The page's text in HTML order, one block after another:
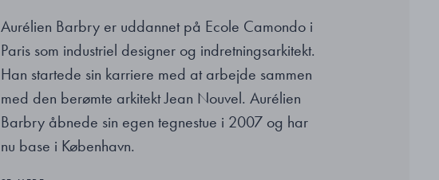
Aurélien Barbry er uddannet på Ecole Camondo i
Paris som industriel designer og indretningsarkitekt.
Han startede sin karriere med at arbejde sammen
med den berømte arkitekt Jean Nouvel. Aurélien
Barbry åbnede sin egen tegnestue i 2007 og har
nu base i København.